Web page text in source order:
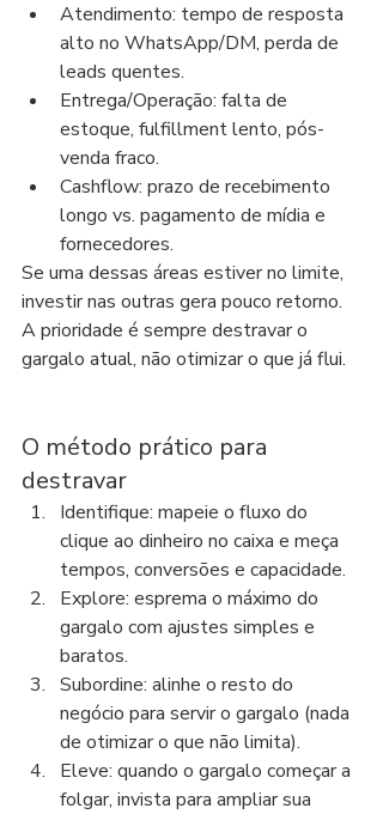
Atendimento: tempo de resposta
alto no WhatsApp/DM, perda de
leads quentes.
Entrega/Operação: falta de
estoque, fulfillment lento, pós-
venda fraco.
Cashflow: prazo de recebimento
longo vs. pagamento de mídia e
fornecedores.
Se uma dessas áreas estiver no limite,
investir nas outras gera pouco retorno.
A prioridade é sempre destravar o
gargalo atual, não otimizar o que já flui.
O método prático para
destravar
Identifique: mapeie o fluxo do
clique ao dinheiro no caixa e meça
tempos, conversões e capacidade.
Explore: esprema o máximo do
gargalo com ajustes simples e
baratos.
Subordine: alinhe o resto do
negócio para servir o gargalo (nada
de otimizar o que não limita).
Eleve: quando o gargalo começar a
folgar, invista para ampliar sua